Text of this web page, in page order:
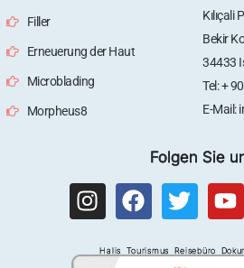
Filler
Erneuerung der Haut
Microblading
Morpheus8
Kılıçali
Bekir
34433
Tel: +
E-Mail:
Folgen Sie
I
n
t
F
a
e
T
w
t
Y
o
t
Halis Tourismus Reisebüro